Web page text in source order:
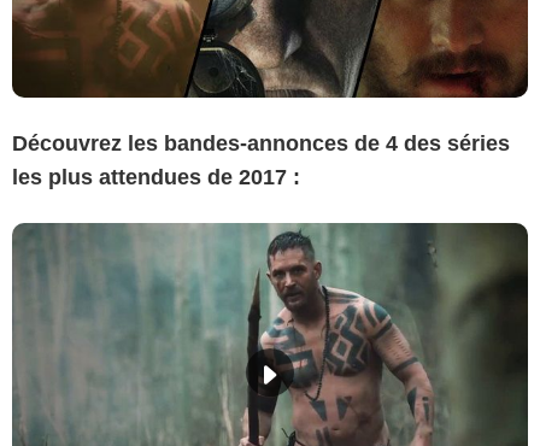
Découvrez les bandes-annonces de 4 des séries
les plus attendues de 2017 :